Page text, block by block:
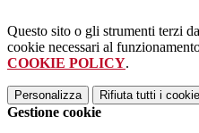
Questo sito o gli strumenti terzi
cookie necessari al
COOKIE POLICY.
Personalizza Rifiuta tutti i
Gestione cookie